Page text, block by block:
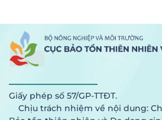
Giấy phép số 57/GP-TTĐT.
Chịu trách nhiệm về nội dung: